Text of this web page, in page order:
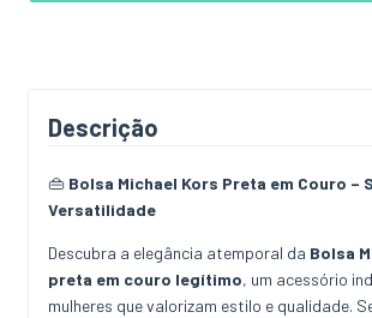
Descrição
👜 Bolsa Michael Kors Preta em Couro –
Versatilidade
Descubra a elegância atemporal da Bolsa
preta em couro legítimo, um acessório
mulheres que valorizam estilo e qualidade.